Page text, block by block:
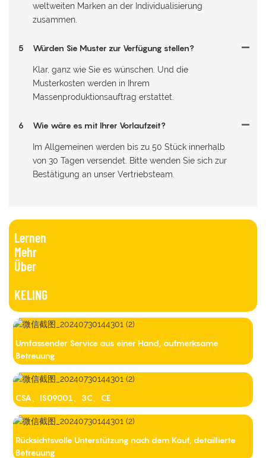
weltweiten Marken an der Individualisierung
zusammen.
5 Würden Sie Muster zur Verfügung stellen?
Klar, ganz wie Sie es wünschen. Und die
Musterkosten werden in Ihrem
Massenproduktionsauftrag erstattet.
6 Wie wäre es mit Ihrer Vorlaufzeit?
Im Allgemeinen werden bis zu 50 Stück innerhalb
von 30 Tagen versendet. Bitte wenden Sie sich zur
Bestätigung an unser Vertriebsteam.
Lernen
Mehr
Über
KELING
Umfassender Service aus einer Hand, aufmerksame
Betreuung
CSA、IS09001、3C、CE
Rücksichtsvolle Unterstützung nach dem Kauf, detaillierte
Betreuung